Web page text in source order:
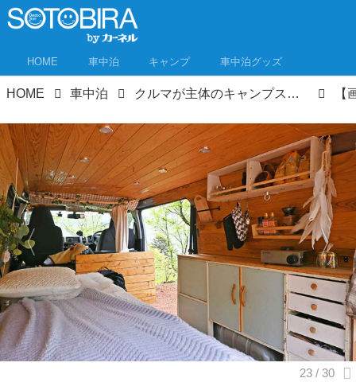
HOME 車中泊 キャンプ 車中泊グッズ
HOME 車中泊 クルマが主体のキャンプスタイル「VAN CAMP」 こだわり派が続々参戦！イベントレポート